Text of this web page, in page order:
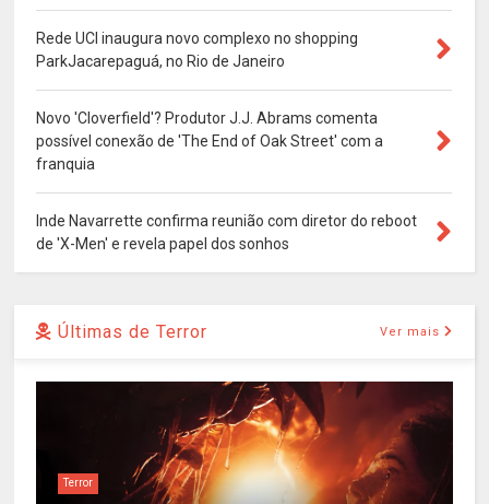
Rede UCI inaugura novo complexo no shopping
ParkJacarepaguá, no Rio de Janeiro
Novo 'Cloverfield'? Produtor J.J. Abrams comenta
possível conexão de 'The End of Oak Street' com a
franquia
Inde Navarrette confirma reunião com diretor do reboot
de 'X-Men' e revela papel dos sonhos
Últimas de Terror Ver mais
Terror